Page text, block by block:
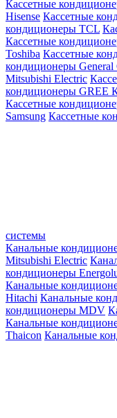
Кассетные
Hisense Кассетные
кондиционеры TCL
Кассетные
Toshiba Кассетные
кондиционеры General
Mitsubishi Electric
кондиционеры GREE
Кассетные
Samsung Кассетные
системы
Канальные
Mitsubishi Electric
кондиционеры
Канальные
Hitachi Канальные
кондиционеры MDV
Канальные
Thaicon Канальные